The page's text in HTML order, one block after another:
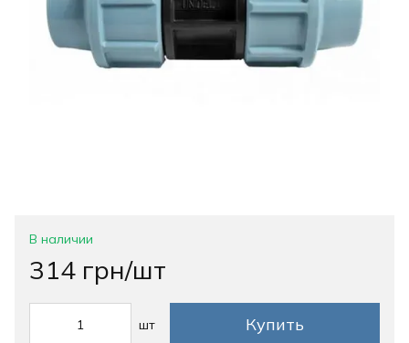
В наличии
314 грн/шт
шт Купить